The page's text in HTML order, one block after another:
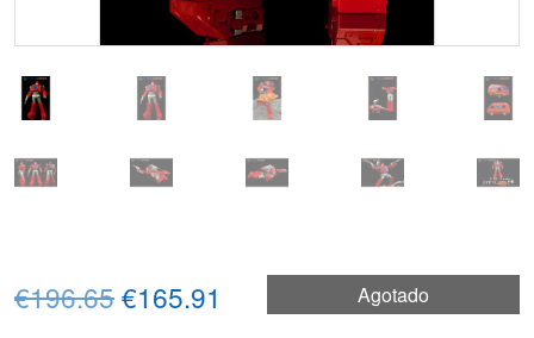
Agotado
€196.65El
€165.91